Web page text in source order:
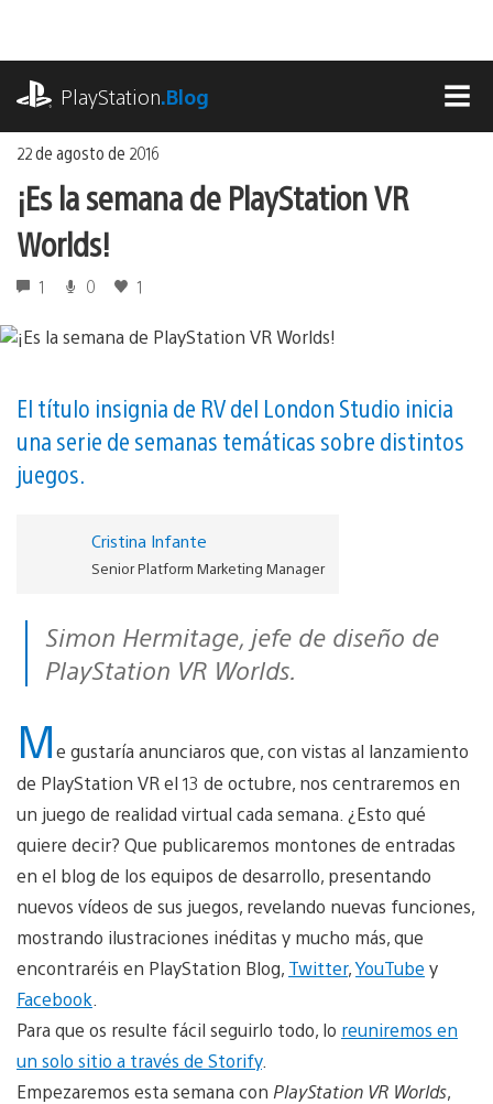
contenido
PlayStation.Blog
22 de agosto de 2016
¡Es la semana de PlayStation VR
Worlds!
1 0 1
El título insignia de RV del London Studio inicia
una serie de semanas temáticas sobre distintos
juegos.
Cristina Infante
Senior Platform Marketing Manager
Simon Hermitage, jefe de diseño de
PlayStation VR Worlds.
Me gustaría anunciaros que, con vistas al lanzamiento
de PlayStation VR el 13 de octubre, nos centraremos en
un juego de realidad virtual cada semana. ¿Esto qué
quiere decir? Que publicaremos montones de entradas
en el blog de los equipos de desarrollo, presentando
nuevos vídeos de sus juegos, revelando nuevas funciones,
mostrando ilustraciones inéditas y mucho más, que
encontraréis en PlayStation Blog, Twitter,YouTube y
Facebook
Para que os resulte fácil seguirlo todo, lo reuniremos en
un solo sitio a través de Storify.
Empezaremos esta semana con PlayStation VR Worlds,